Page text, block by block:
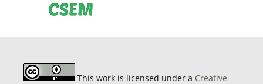
This work is licensed under a Creative